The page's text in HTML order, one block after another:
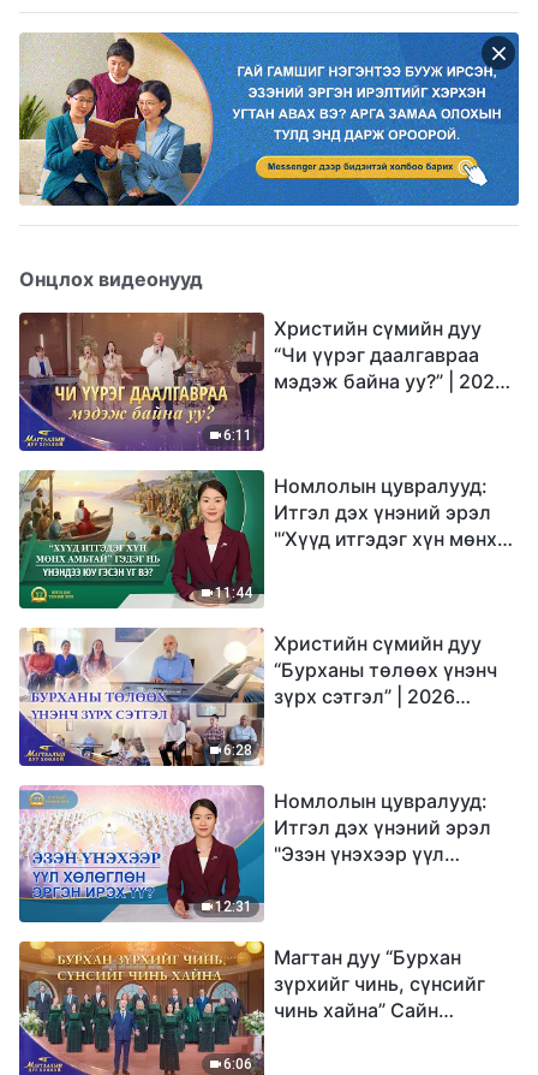
Онцлох видеонууд
6:11
Христийн сүмийн дуу
“Чи үүрэг даалгавраа
мэдэж байна уу?” | 2026
11:44
Номлолын цувралууд:
Итгэл дэх үнэний эрэл
"‘Хүүд итгэдэг хүн мөнх
6:28
Христийн сүмийн дуу
“Бурханы төлөөх үнэнч
зүрх сэтгэл” | 2026
12:31
Номлолын цувралууд:
Итгэл дэх үнэний эрэл
"Эзэн үнэхээр үүл
6:06
Магтан дуу “Бурхан
зүрхийг чинь, сүнсийг
чинь хайна” Сайн